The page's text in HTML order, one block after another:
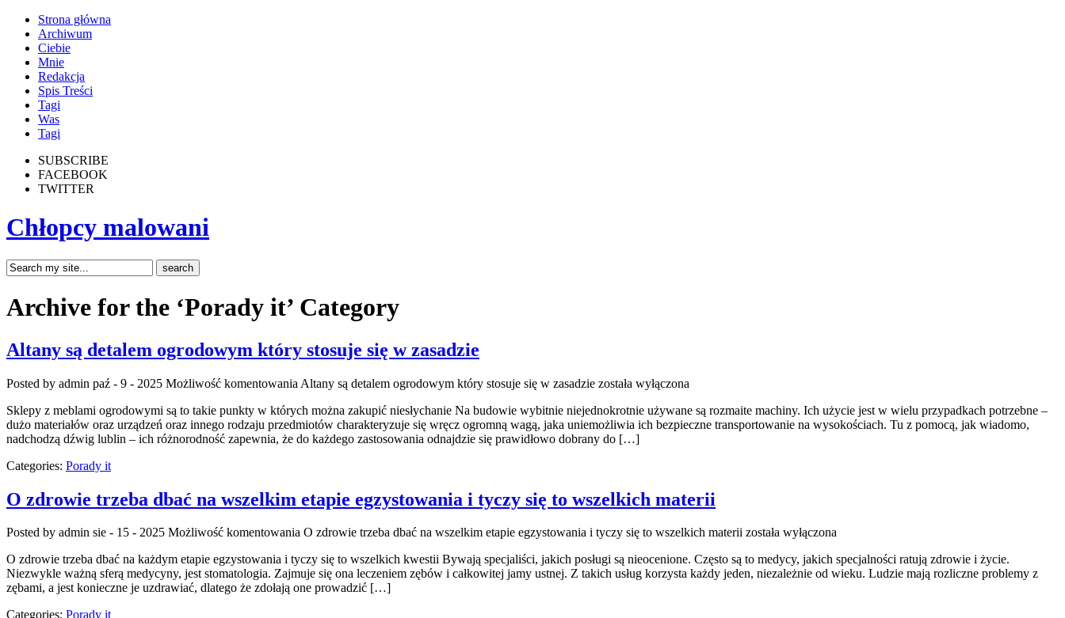
Strona główna
Archiwum
Ciebie
Mnie
Redakcja
Spis Treści
Tagi
Was
Tagi
SUBSCRIBE
FACEBOOK
TWITTER
Chłopcy malowani
Archive for the ‘Porady it’ Category
Altany są detalem ogrodowym który stosuje się w zasadzie
Posted by admin paź - 9 - 2025 Możliwość komentowania Altany są detalem ogrodowym który stosuje się w zasadzie została wyłączona
Sklepy z meblami ogrodowymi są to takie punkty w których można zakupić niesłychanie Na budowie wybitnie niejednokrotnie używane są rozmaite machiny. Ich użycie jest w wielu przypadkach potrzebne –
dużo materiałów oraz urządzeń oraz innego rodzaju przedmiotów charakteryzuje się wręcz ogromną wagą, jaka uniemożliwia ich bezpieczne transportowanie na wysokościach. Tu z pomocą, jak wiadomo,
nadchodzą dźwig lublin – ich różnorodność zapewnia, że do każdego zastosowania odnajdzie się prawidłowo dobrany do […]
Categories: Porady it
O zdrowie trzeba dbać na wszelkim etapie egzystowania i tyczy się to wszelkich materii
Posted by admin sie - 15 - 2025 Możliwość komentowania O zdrowie trzeba dbać na wszelkim etapie egzystowania i tyczy się to wszelkich materii została wyłączona
O zdrowie trzeba dbać na każdym etapie egzystowania i tyczy się to wszelkich kwestii Bywają specjaliści, jakich posługi są nieocenione. Często są to medycy, jakich specjalności ratują zdrowie i życie.
Niezwykle ważną sferą medycyny, jest stomatologia. Zajmuje się ona leczeniem zębów i całkowitej jamy ustnej. Z takich usług korzysta każdy jeden, niezależnie od wieku. Ludzie mają rozliczne problemy z
zębami, a jest konieczne je uzdrawiać, dlatego że zdołają one prowadzić […]
Categories: Porady it